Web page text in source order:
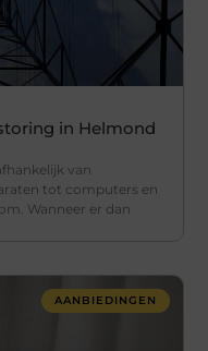
in Helmond
van
tot computers en
Wanneer er dan
AANBIEDINGEN